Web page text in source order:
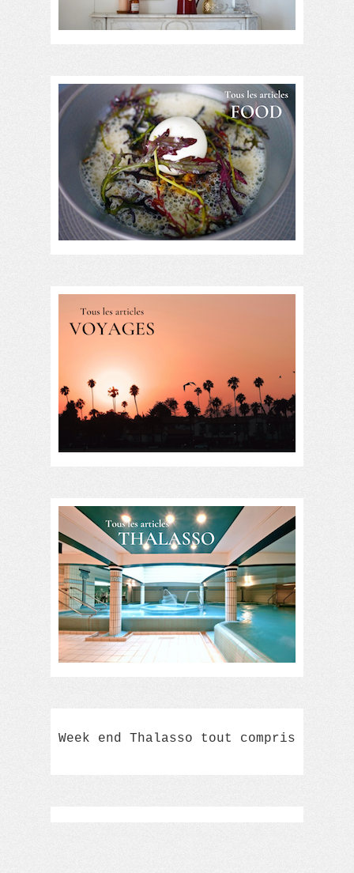
Week end Thalasso tout compris